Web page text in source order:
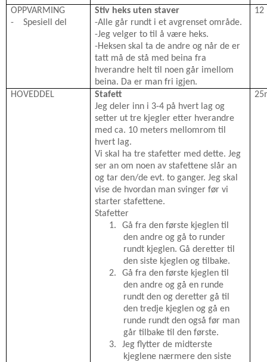
OPPVARMING
-
Spesiell del
Stiv heks uten staver
-Alle går rundt i et avgrenset område.
-Jeg velger to til å være heks.
-Heksen skal ta de andre og når de er
tatt må de stå med beina fra
hverandre helt til noen går imellom
beina. Da er man fri igjen.
12
HOVEDDEL
Stafett
Jeg deler inn i 3-4 på hvert lag og
setter ut tre kjegler etter hverandre
med ca. 10 meters mellomrom til
hvert lag.
Vi skal ha tre stafetter med dette. Jeg
ser an om noen av stafettene slår an
og tar den/de evt. to ganger. Jeg skal
vise de hvordan man svinger før vi
starter stafettene.
Stafetter
1.
Gå fra den første kjeglen til
den andre og gå to runder
rundt kjeglen. Gå deretter til
den siste kjeglen og tilbake.
2.
Gå fra den første kjeglen til
den andre og gå en runde
rundt den og deretter gå til
den tredje kjeglen og gå en
runde rundt den også før man
går tilbake til den første.
3.
Jeg flytter de midterste
kjeglene nærmere den siste